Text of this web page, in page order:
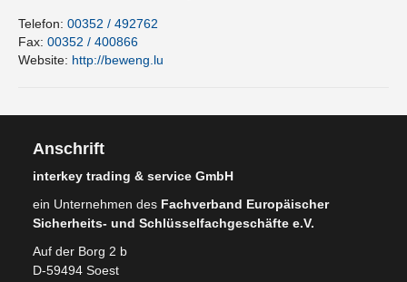
Telefon: 00352 / 492762
Fax: 00352 / 400866
Website: http://beweng.lu
Anschrift
interkey trading & service GmbH
ein Unternehmen des Fachverband Europäischer
Sicherheits- und Schlüsselfachgeschäfte e.V.
Auf der Borg 2 b
D-59494 Soest